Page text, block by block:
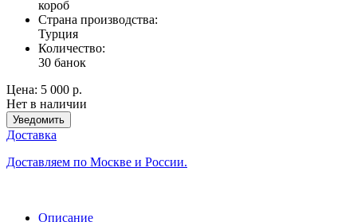
короб
Страна производства:
Турция
Количество:
30 банок
Цена: 5 000 р.
Нет в наличии
Уведомить
Доставка
Доставляем по Москве и России.
Описание